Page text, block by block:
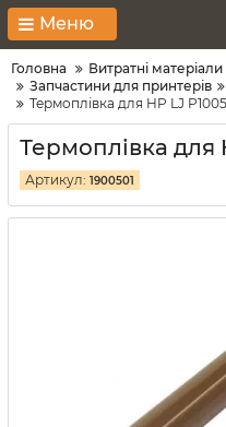
Меню
Головна Витратні
Запчастини для принтерів
Термоплівка для HP LJ
Термоплівка для
Артикул: 1900501